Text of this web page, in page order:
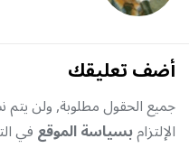
أضف تعليقك
جميع الحقول مطلوبة, ولن يتم
الإلتزامبسياسة الموقعفي